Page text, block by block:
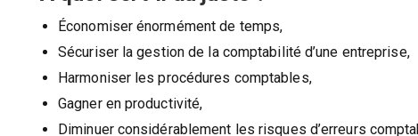
Économiser énormément de temps,
Sécuriser la gestion de la comptabilité d’une entreprise,
Harmoniser les procédures comptables,
Gagner en productivité,
Diminuer considérablement les risques d’erreurs